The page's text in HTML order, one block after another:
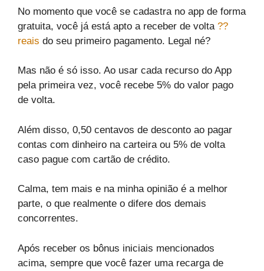
No momento que você se cadastra no app de forma
gratuita, você já está apto a receber de volta ??
reais do seu primeiro pagamento. Legal né?
Mas não é só isso. Ao usar cada recurso do App
pela primeira vez, você recebe 5% do valor pago
de volta.
Além disso, 0,50 centavos de desconto ao pagar
contas com dinheiro na carteira ou 5% de volta
caso pague com cartão de crédito.
Calma, tem mais e na minha opinião é a melhor
parte, o que realmente o difere dos demais
concorrentes.
Após receber os bônus iniciais mencionados
acima, sempre que você fazer uma recarga de